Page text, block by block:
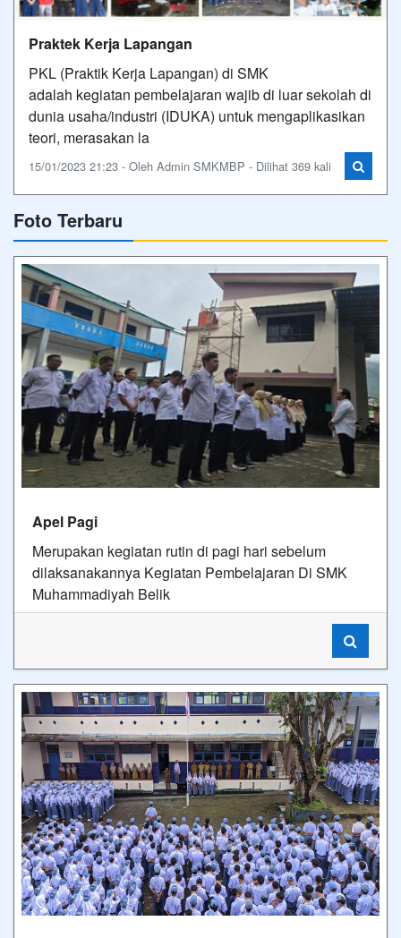
Praktek Kerja Lapangan
PKL (Praktik Kerja Lapangan) di SMK
adalah kegiatan pembelajaran wajib di luar sekolah di
dunia usaha/industri (IDUKA) untuk mengaplikasikan
teori, merasakan la
15/01/2023 21:23 - Oleh Admin SMKMBP - Dilihat 369 kali
Foto Terbaru
Apel Pagi
Merupakan kegiatan rutin di pagi hari sebelum
dilaksanakannya Kegiatan Pembelajaran Di SMK
Muhammadiyah Belik